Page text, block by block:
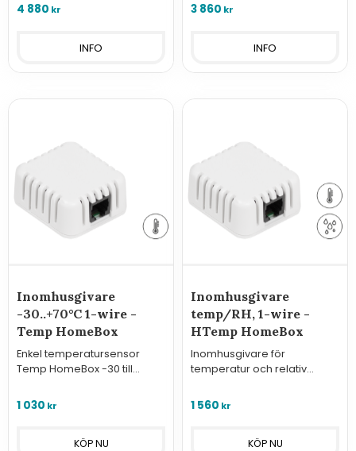
4 880 kr
INFO
3 860 kr
INFO
Inomhusgivare
-30..+70°C 1-wire -
Temp HomeBox
Enkel temperatursensor
Temp HomeBox -30 till
1 030 kr
Inomhusgivare
temp/RH, 1-wire -
HTemp HomeBox
Inomhusgivare för
temperatur och relativ
HomeBox
1 560 kr